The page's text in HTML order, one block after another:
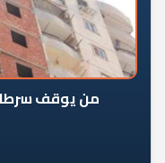
من يوقف سرطان